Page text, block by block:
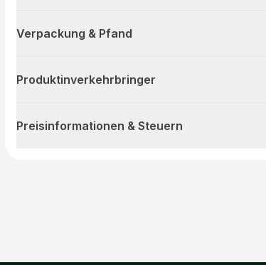
Verpackung & Pfand
Produktinverkehrbringer
Preisinformationen & Steuern